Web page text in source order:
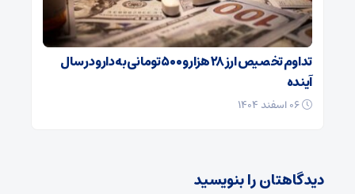
تداوم تخصیص ارز ۲۸ هزار و ۵۰۰ تومانی به دارو در سال
آینده
دیدگاهتان را بنویسید